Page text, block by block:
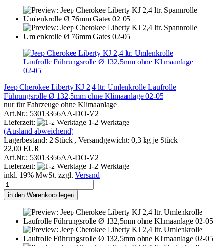
Jeep Cherokee Liberty KJ 2,4 ltr. Umlenkrolle Laufrolle
Führungsrolle Ø 132,5mm ohne Klimaanlage 02-05
nur für Fahrzeuge ohne Klimaanlage
Art.Nr.: 53013366AA-DO-V2
Lieferzeit:
1-2 Werktage
(Ausland abweichend)
Lagerbestand: 2 Stück , Versandgewicht: 0,3 kg je Stück
22,00 EUR
Art.Nr.: 53013366AA-DO-V2
Lieferzeit:
1-2 Werktage
inkl. 19% MwSt. zzgl. Versand
in den Warenkorb legen